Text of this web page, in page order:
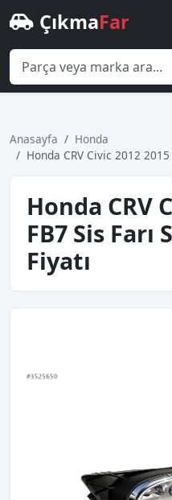
ÇıkmaFar
Anasayfa
Honda
Honda CRV Civic 2012 2015
Honda CRV
FB7 Sis Farı
Fiyatı